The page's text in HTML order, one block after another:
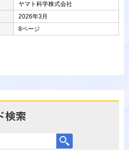
ヤマト科学株式会社
2026年3月
8ページ